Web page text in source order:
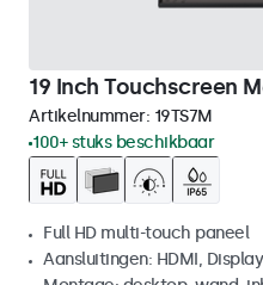
19 Inch Touchscreen
Artikelnummer: 19TS7M
100+ stuks beschikbaar
Full HD multi-touch paneel
Aansluitingen: HDMI,